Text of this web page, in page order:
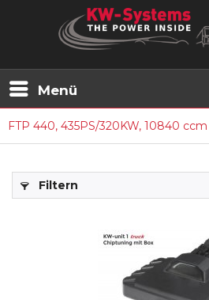
Menü
FTP 440, 435PS/320KW, 10840 ccm
Filtern